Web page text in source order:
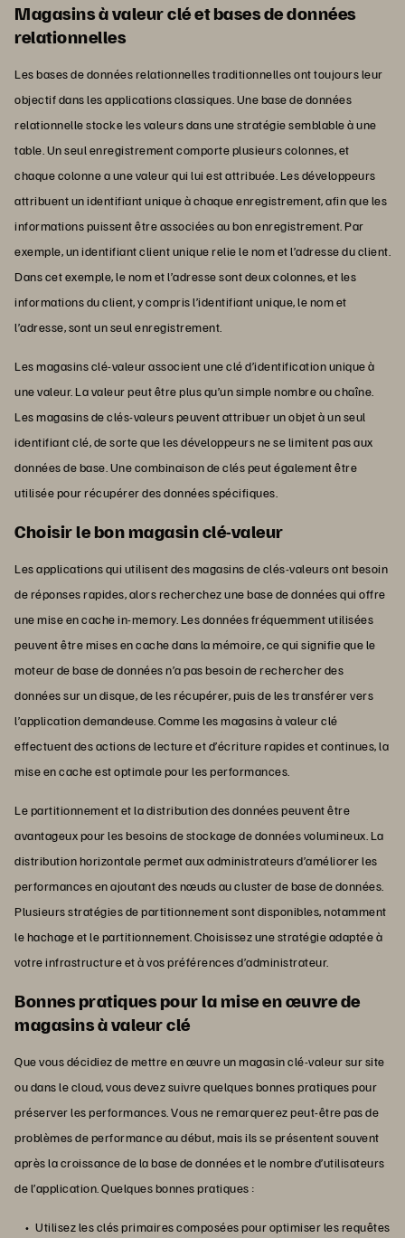
Magasins à valeur clé et bases de données
relationnelles
Les bases de données relationnelles traditionnelles ont toujours leur
objectif dans les applications classiques. Une base de données
relationnelle stocke les valeurs dans une stratégie semblable à une
table. Un seul enregistrement comporte plusieurs colonnes, et
chaque colonne a une valeur qui lui est attribuée. Les développeurs
attribuent un identifiant unique à chaque enregistrement, afin que les
informations puissent être associées au bon enregistrement. Par
exemple, un identifiant client unique relie le nom et l’adresse du client.
Dans cet exemple, le nom et l’adresse sont deux colonnes, et les
informations du client, y compris l’identifiant unique, le nom et
l’adresse, sont un seul enregistrement.
Les magasins clé-valeur associent une clé d’identification unique à
une valeur. La valeur peut être plus qu’un simple nombre ou chaîne.
Les magasins de clés-valeurs peuvent attribuer un objet à un seul
identifiant clé, de sorte que les développeurs ne se limitent pas aux
données de base. Une combinaison de clés peut également être
utilisée pour récupérer des données spécifiques.
Choisir le bon magasin clé-valeur
Les applications qui utilisent des magasins de clés-valeurs ont besoin
de réponses rapides, alors recherchez une base de données qui offre
une mise en cache in-memory. Les données fréquemment utilisées
peuvent être mises en cache dans la mémoire, ce qui signifie que le
moteur de base de données n’a pas besoin de rechercher des
données sur un disque, de les récupérer, puis de les transférer vers
l’application demandeuse. Comme les magasins à valeur clé
effectuent des actions de lecture et d’écriture rapides et continues, la
mise en cache est optimale pour les performances.
Le partitionnement et la distribution des données peuvent être
avantageux pour les besoins de stockage de données volumineux. La
distribution horizontale permet aux administrateurs d’améliorer les
performances en ajoutant des nœuds au cluster de base de données.
Plusieurs stratégies de partitionnement sont disponibles, notamment
le hachage et le partitionnement. Choisissez une stratégie adaptée à
votre infrastructure et à vos préférences d’administrateur.
Bonnes pratiques pour la mise en œuvre de
magasins à valeur clé
Que vous décidiez de mettre en œuvre un magasin clé-valeur sur site
ou dans le cloud, vous devez suivre quelques bonnes pratiques pour
préserver les performances. Vous ne remarquerez peut-être pas de
problèmes de performance au début, mais ils se présentent souvent
après la croissance de la base de données et le nombre d’utilisateurs
de l’application. Quelques bonnes pratiques :
Utilisez les clés primaires composées pour optimiser les requêtes